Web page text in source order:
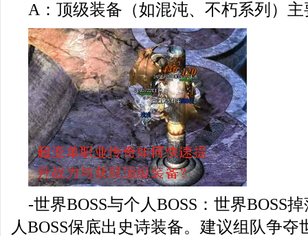
A：顶级装备（如混沌、不朽系列）
-世界BOSS与个人BOSS：世界BOSS
人BOSS保底出史诗装备。建议组队争夺